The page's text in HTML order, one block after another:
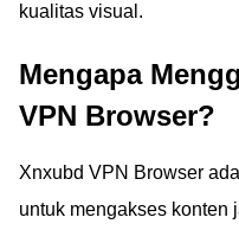
kualitas visual.
Mengapa
VPN Browser?
Xnxubd VPN Browser
untuk mengakses konten